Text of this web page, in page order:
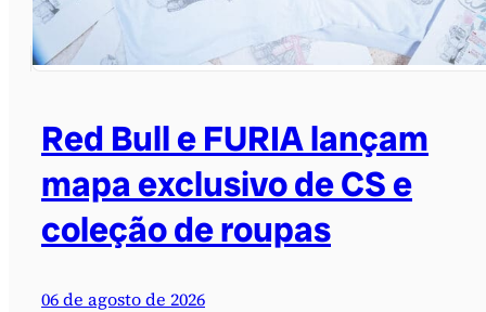
Red Bull e FURIA lançam
mapa exclusivo de CS e
coleção de roupas
06 de agosto de 2026